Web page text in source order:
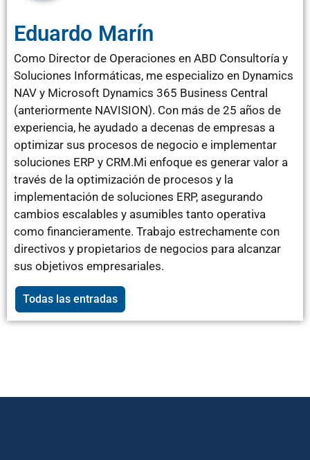
Eduardo Marín
Como Director de Operaciones en ABD Consultoría y
Soluciones Informáticas, me especializo en Dynamics
NAV y Microsoft Dynamics 365 Business Central
(anteriormente NAVISION). Con más de 25 años de
experiencia, he ayudado a decenas de empresas a
optimizar sus procesos de negocio e implementar
soluciones ERP y CRM.Mi enfoque es generar valor a
través de la optimización de procesos y la
implementación de soluciones ERP, asegurando
cambios escalables y asumibles tanto operativa
como financieramente. Trabajo estrechamente con
directivos y propietarios de negocios para alcanzar
sus objetivos empresariales.
Todas las entradas